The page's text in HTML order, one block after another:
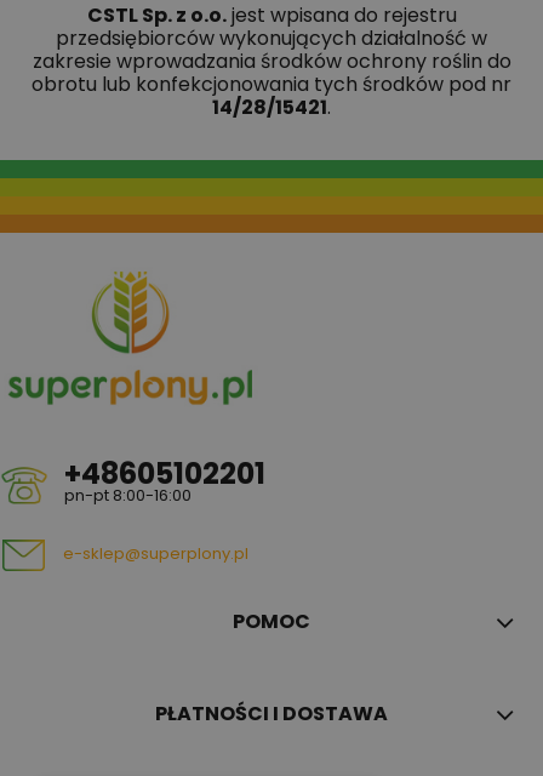
CSTL Sp. z o.o.jest wpisana do rejestru
przedsiębiorców wykonujących działalność w
zakresie wprowadzania środków ochrony roślin do
obrotu lub konfekcjonowania tych środków pod nr
14/28/15421.
+48605102201
pn-pt 8:00-16:00
e-sklep@superplony.pl
POMOC
PŁATNOŚCI I DOSTAWA